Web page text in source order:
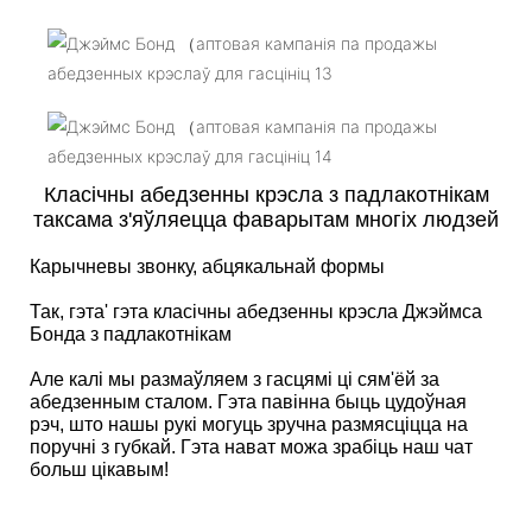
Класічны абедзенны крэсла з падлакотнікам
таксама з'яўляецца фаварытам многіх людзей
Карычневы звонку, абцякальнай формы
Так, гэта' гэта класічны абедзенны крэсла Джэймса
Бонда з падлакотнікам
Але калі мы размаўляем з гасцямі ці сям'ёй за
абедзенным сталом. Гэта павінна быць цудоўная
рэч, што нашы рукі могуць зручна размясціцца на
поручні з губкай. Гэта нават можа зрабіць наш чат
больш цікавым!